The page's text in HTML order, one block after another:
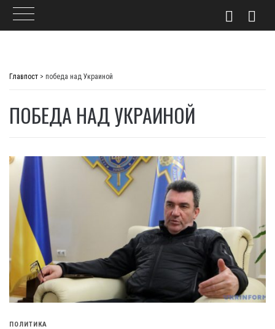
Главпост > победа над Украиной
ПОБЕДА НАД УКРАИНОЙ
ПОЛИТИКА